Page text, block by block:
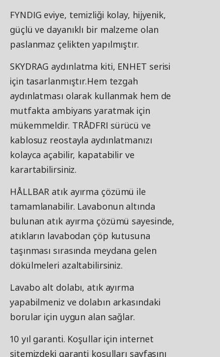
FYNDIG eviye, temizliği kolay, hijyenik,
güçlü ve dayanıklı bir malzeme olan
paslanmaz çelikten yapılmıştır.
SKYDRAG aydınlatma kiti, ENHET serisi
için tasarlanmıştır.Hem tezgah
aydınlatması olarak kullanmak hem de
mutfakta ambiyans yaratmak için
mükemmeldir. TRÅDFRI sürücü ve
kablosuz reostayla aydınlatmanızı
kolayca açabilir, kapatabilir ve
karartabilirsiniz.
HÅLLBAR atık ayırma çözümü ile
tamamlanabilir. Lavabonun altında
bulunan atık ayırma çözümü sayesinde,
atıkların lavabodan çöp kutusuna
taşınması sırasında meydana gelen
dökülmeleri azaltabilirsiniz.
Lavabo alt dolabı, atık ayırma
yapabilmeniz ve dolabın arkasındaki
borular için uygun alan sağlar.
10 yıl garanti. Koşullar için internet
sitemizdeki garanti koşulları sayfasını